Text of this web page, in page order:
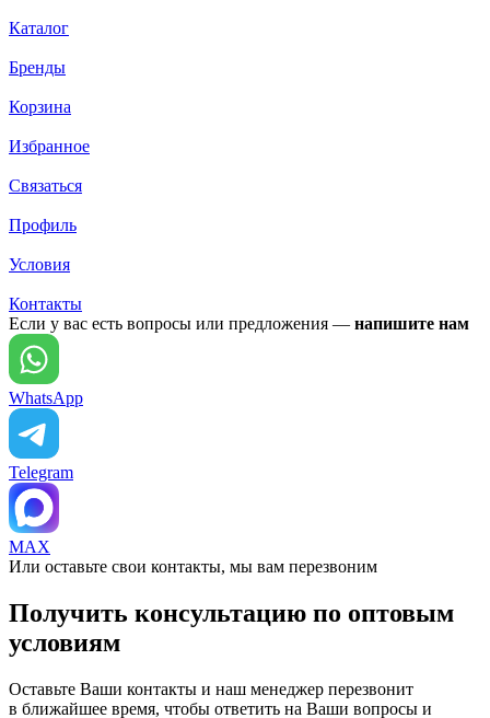
Каталог
Бренды
Корзина
Избранное
Связаться
Профиль
Условия
Контакты
Если у вас есть вопросы или предложения — напишите нам
WhatsApp
Telegram
MAX
Или оставьте свои контакты, мы вам перезвоним
Получить консультацию по оптовым
условиям
Оставьте Ваши контакты и наш менеджер перезвонит
в ближайшее время, чтобы ответить на Ваши вопросы и